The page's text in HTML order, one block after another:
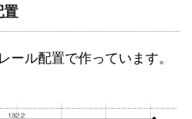
置
ール配置で作っています。